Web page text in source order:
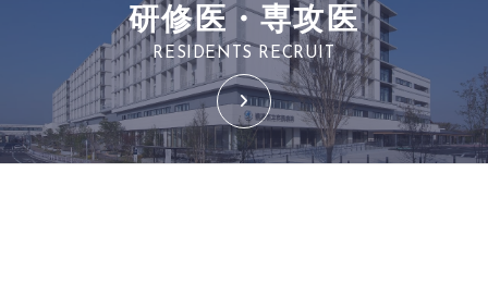
研修医・専攻医
RESIDENTS RECRUIT